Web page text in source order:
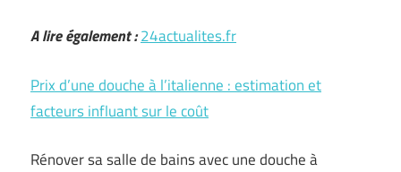
A lire également :24actualites.fr
Prix d’une douche à l’italienne : estimation et
facteurs influant sur le coût
Rénover sa salle de bains avec une douche à